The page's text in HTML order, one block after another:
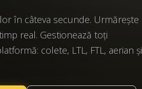
în câteva secunde. Urmărește
real. Gestionează toți
colete, LTL, FTL, aerian și